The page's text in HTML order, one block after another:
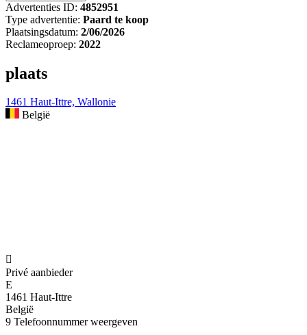
Advertenties ID: 4852951
Type advertentie: Paard te koop
Plaatsingsdatum: 2/06/2026
Reclameoproep: 2022
plaats
1461 Haut-Ittre, Wallonie
België

Privé aanbieder
E
1461 Haut-Ittre
België
9 Telefoonnummer weergeven